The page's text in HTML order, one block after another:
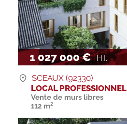
1 027 000 € H.I.
SCEAUX (92330)
LOCAL PROFESSIONNEL
Vente de murs libres
112 m²